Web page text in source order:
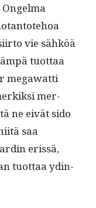
vie sähköä
tuot­taa
megawat­ti
mer­
ne eivät sido
saa
eris­sä,
tuot­taa ydin­